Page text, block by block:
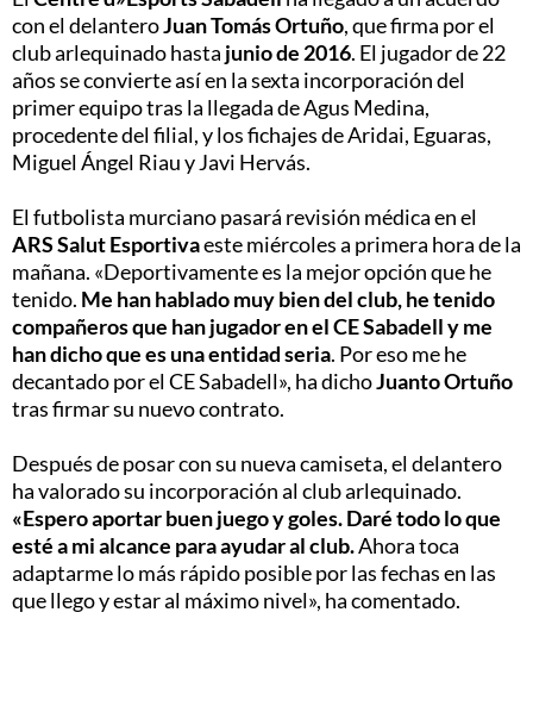
con el delanteroJuan Tomás Ortuño, que firma por el
club arlequinado hasta junio de 2016. El jugador de 22
años se convierte así en la sexta incorporación del
primer equipo tras la llegada de Agus Medina,
procedente del filial, y los fichajes de Aridai, Eguaras,
Miguel Ángel Riau y Javi Hervás.
El futbolista murciano pasará revisión médica en el
ARS Salut Esportivaeste miércoles a primera hora de la
mañana. «Deportivamente es la mejor opción que he
tenido. Me han hablado muy bien del club, he tenido
compañeros que han jugador en el CE Sabadell y me
han dicho que es una entidad seria. Por eso me he
decantado por el CE Sabadell», ha dichoJuanto Ortuño
tras firmar su nuevo contrato.
Después de posar con su nueva camiseta, el delantero
ha valorado su incorporación al club arlequinado.
«Espero aportar buen juego y goles. Daré todo lo que
esté a mi alcance para ayudar al club.Ahora toca
adaptarme lo más rápido posible por las fechas en las
que llego y estar al máximo nivel», ha comentado.